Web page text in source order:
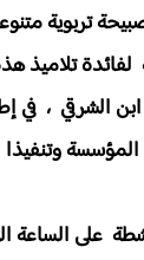
تربوية
لفائدة تلاميذ
الشرقي ، في
على الساعة